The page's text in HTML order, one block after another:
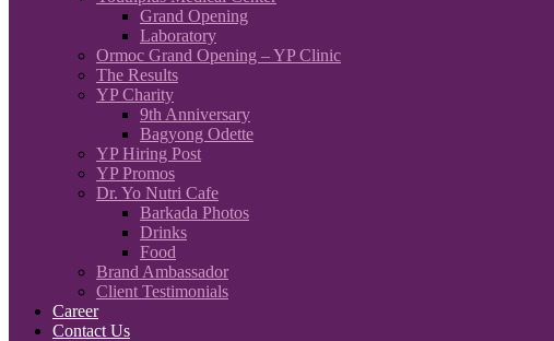
Grand Opening
Laboratory
Ormoc Grand Opening – YP Clinic
The Results
YP Charity
9th Anniversary
Bagyong Odette
YP Hiring Post
YP Promos
Dr. Yo Nutri Cafe
Barkada Photos
Drinks
Food
Brand Ambassador
Client Testimonials
Career
Contact Us